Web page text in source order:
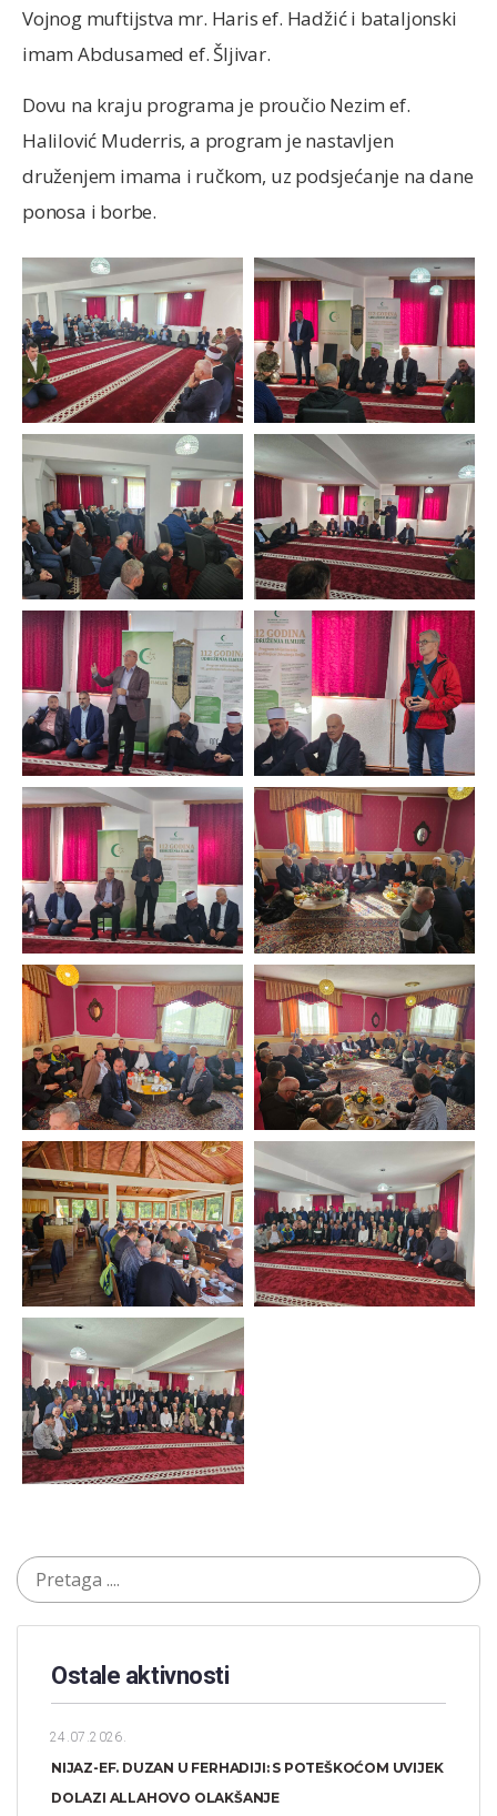
Vojnog muftijstva mr. Haris ef. Hadžić i bataljonski
imam Abdusamed ef. Šljivar.
Dovu na kraju programa je proučio Nezim ef.
Halilović Muderris, a program je nastavljen
druženjem imama i ručkom, uz podsjećanje na dane
ponosa i borbe.
Ostale aktivnosti
24.07.2026.
NIJAZ-EF. DUZAN U FERHADIJI: S POTEŠKOĆOM UVIJEK
DOLAZI ALLAHOVO OLAKŠANJE